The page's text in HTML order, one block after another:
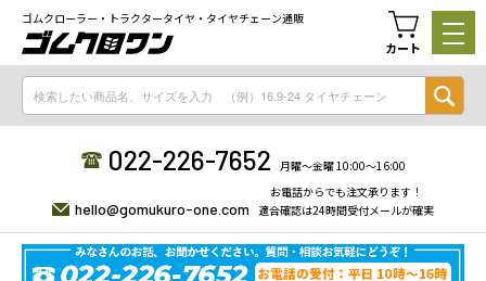
ゴムクローラー・トラクタータイヤ・タイヤチェーン通販
カート
022-226-7652 月曜〜金曜 10:00〜16:00
hello@gomukuro-one.com
お電話からでも注文承ります！
適合確認は24時間受付メールが確実